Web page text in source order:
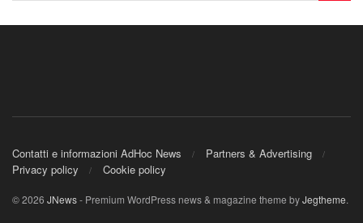
Contatti e informazioni AdHoc News
Partners & Advertising
Privacy policy
Cookie policy
© 2026 JNews- Premium WordPress news & magazine theme byJegtheme.